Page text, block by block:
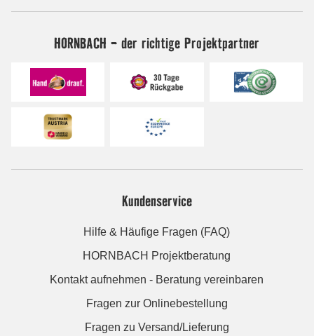
HORNBACH - der richtige Projektpartner
Kundenservice
Hilfe & Häufige Fragen (FAQ)
HORNBACH Projektberatung
Kontakt aufnehmen - Beratung vereinbaren
Fragen zur Onlinebestellung
Fragen zu Versand/Lieferung